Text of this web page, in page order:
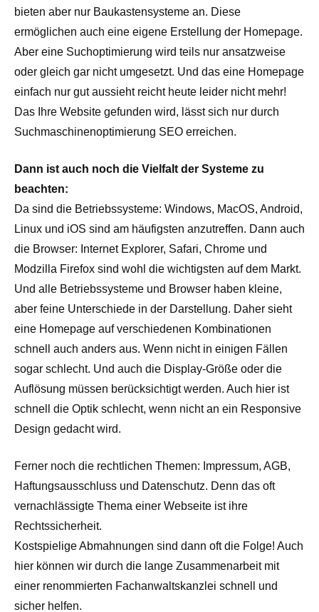
bieten aber nur Baukastensysteme an. Diese
ermöglichen auch eine eigene Erstellung der Homepage.
Aber eine Suchoptimierung wird teils nur ansatzweise
oder gleich gar nicht umgesetzt. Und das eine Homepage
einfach nur gut aussieht reicht heute leider nicht mehr!
Das Ihre Website gefunden wird, lässt sich nur durch
Suchmaschinenoptimierung SEO erreichen.
Dann ist auch noch die Vielfalt der Systeme zu
beachten:
Da sind die Betriebssysteme: Windows, MacOS, Android,
Linux und iOS sind am häufigsten anzutreffen. Dann auch
die Browser: Internet Explorer, Safari, Chrome und
Modzilla Firefox sind wohl die wichtigsten auf dem Markt.
Und alle Betriebssysteme und Browser haben kleine,
aber feine Unterschiede in der Darstellung. Daher sieht
eine Homepage auf verschiedenen Kombinationen
schnell auch anders aus. Wenn nicht in einigen Fällen
sogar schlecht. Und auch die Display-Größe oder die
Auflösung müssen berücksichtigt werden. Auch hier ist
schnell die Optik schlecht, wenn nicht an ein Responsive
Design gedacht wird.
Ferner noch die rechtlichen Themen: Impressum, AGB,
Haftungsausschluss und Datenschutz. Denn das oft
vernachlässigte Thema einer Webseite ist ihre
Rechtssicherheit.
Kostspielige Abmahnungen sind dann oft die Folge! Auch
hier können wir durch die lange Zusammenarbeit mit
einer renommierten Fachanwaltskanzlei schnell und
sicher helfen.